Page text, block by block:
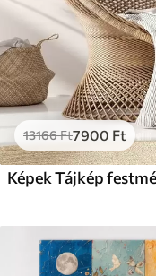
13166Ft7900 Ft